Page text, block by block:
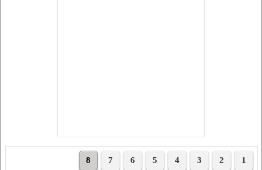
1
2
3
4
5
6
7
8